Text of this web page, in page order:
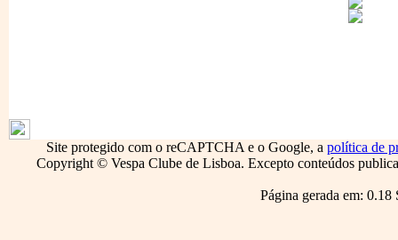
Site protegido com o reCAPTCHA e o Google, a política de
Copyright © Vespa Clube de Lisboa. Excepto conteúdos
Página gerada em: 0.18